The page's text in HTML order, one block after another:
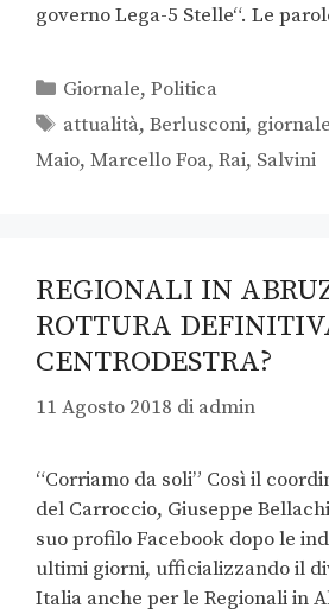
governo Lega-5 Stelle“. Le
Giornale,Politica
attualità,Berlusconi, giornale
Maio, Marcello Foa, Rai, Salvini
REGIONALI IN
ROTTURA
CENTRODESTRA?
11 Agosto 2018 di admin
“Corriamo da soli” Così il
del Carroccio, Giuseppe
suo profilo Facebook dopo le
ultimi giorni, ufficializzando il
Italia anche per le Regionali in